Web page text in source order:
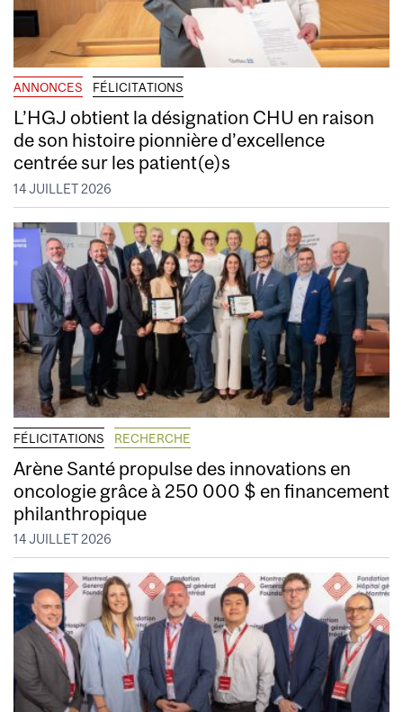
ANNONCES FÉLICITATIONS
L’HGJ obtient la désignation CHU en raison
de son histoire pionnière d’excellence
centrée sur les patient(e)s
14 JUILLET 2026
FÉLICITATIONS RECHERCHE
Arène Santé propulse des innovations en
oncologie grâce à 250 000 $ en financement
philanthropique
14 JUILLET 2026